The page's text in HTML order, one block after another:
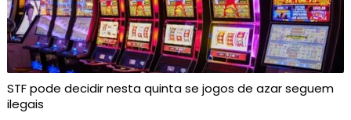
STF pode decidir nesta quinta se jogos de azar seguem
ilegais